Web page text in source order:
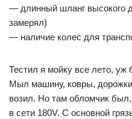
— длинный шланг высокого
замерял)
— наличие колес для
Тестил я мойку все лето, уж
Мыл машину, ковры,
возил. Но там обломчик
в сети 180V. С основной